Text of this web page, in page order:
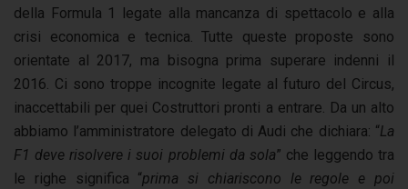
della Formula 1 legate alla mancanza di spettacolo e alla
crisi economica e tecnica. Tutte queste proposte sono
orientate al 2017, ma bisogna prima superare indenni il
2016. Ci sono troppe incognite legate al futuro del Circus,
inaccettabili per quei Costruttori pronti a entrare. Da un alto
abbiamo l’amministratore delegato di Audi che dichiara: “La
F1 deve risolvere i suoi problemi da sola” che leggendo tra
le righe significa “prima si chiariscono le regole e poi